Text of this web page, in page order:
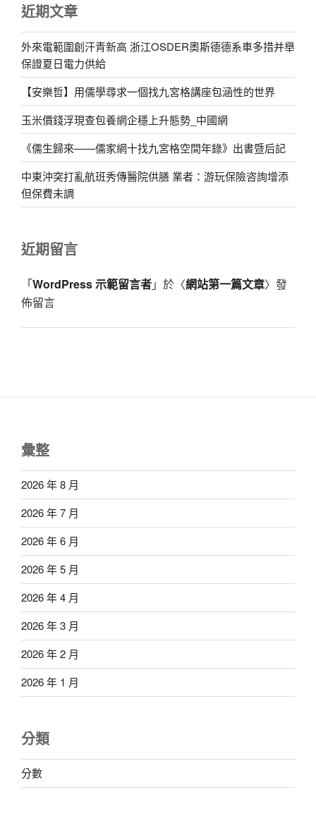
近期文章
外來電範圍創汗青新高 浙江OSDER奧斯德德系車多措并舉
保證夏日電力供給
【安樂哲】用儒學尋求一個找九宮格講座包涵性的世界
玉米價錢浮現查包養網企穩上升態勢_中國網
《儒生歸來——儒家網十找九宮格空間年錄》出書暨后記
中東沖突打亂航班秀傳醫院供膳 業者：游玩保險咨詢增添
但保費未調
近期留言
「WordPress 示範留言者」於〈網站第一篇文章〉發
佈留言
彙整
2026 年 8 月
2026 年 7 月
2026 年 6 月
2026 年 5 月
2026 年 4 月
2026 年 3 月
2026 年 2 月
2026 年 1 月
分類
分數